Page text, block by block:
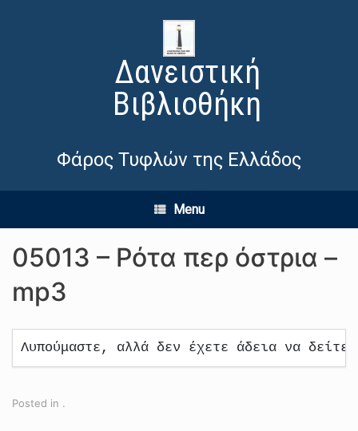
Δανειστική
Βιβλιοθήκη
Φάρος Τυφλών της Ελλάδος
Menu
05013 – Ρότα περ όστρια –
mp3
Λυπούμαστε, αλλά δεν έχετε άδεια να δείτε
Posted in .